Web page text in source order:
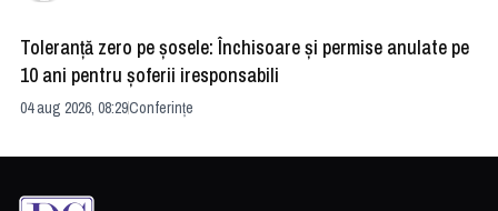
Toleranță zero pe șosele: Închisoare și permise anulate pe
10 ani pentru șoferii iresponsabili
04 aug 2026, 08:29Conferințe